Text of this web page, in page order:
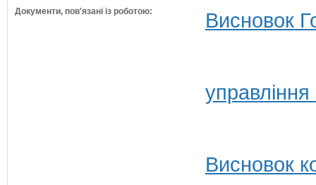
Документи, пов'язані із роботою: Висновок
Висновок